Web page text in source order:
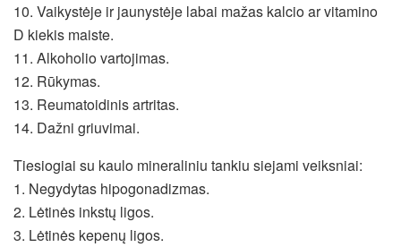
10. Vaikystėje ir jaunystėje labai mažas kalcio ar vitamino
D kiekis maiste.
11. Alkoholio vartojimas.
12. Rūkymas.
13. Reumatoidinis artritas.
14. Dažni griuvimai.
Tiesiogiai su kaulo mineraliniu tankiu siejami veiksniai:
1. Negydytas hipogonadizmas.
2. Lėtinės inkstų ligos.
3. Lėtinės kepenų ligos.